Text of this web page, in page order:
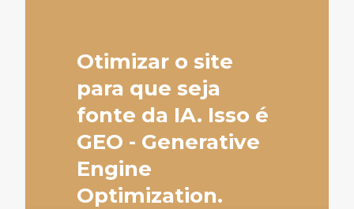
Otimizar o site
para que seja
fonte da IA. Isso é
GEO - Generative
Engine
Optimization.